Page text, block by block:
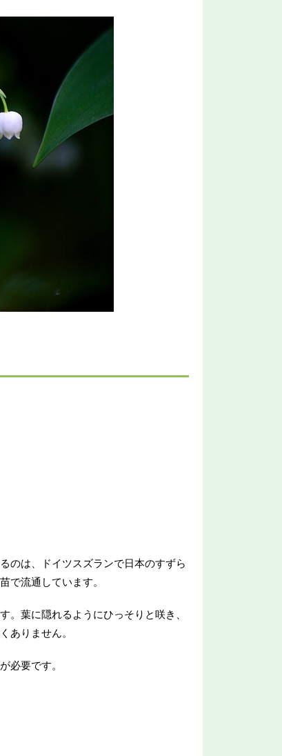
のは、ドイツスズランで日本のすずら
で流通しています。
葉に隠れるようにひっそりと咲き、
ありません。
必要です。